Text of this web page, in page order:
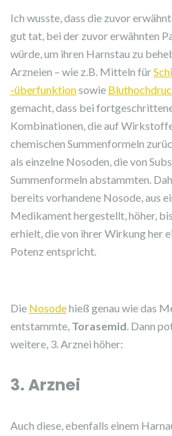
Ich wusste, dass die zuvor
gut tat, bei der zuvor erwähnten
würde, um ihren Harnstau zu
Arzneien – wie z.B. Mitteln für
-überfunktionsowie
gemacht, dass bei
Kombinationen, die auf
chemischen Summenformeln
als einzelne Nosoden, die von
Summenformeln abstammten.
bereits vorhandene Nosode, aus
Medikament hergestellt, höher,
erhielt, die von ihrer Wirkung her
Potenz entspricht.
Die Nosodehieß genau wie das
entstammte, Torasemid. Dann
weitere, 3. Arznei höher:
3. Arznei
Auch diese, ebenfalls einem